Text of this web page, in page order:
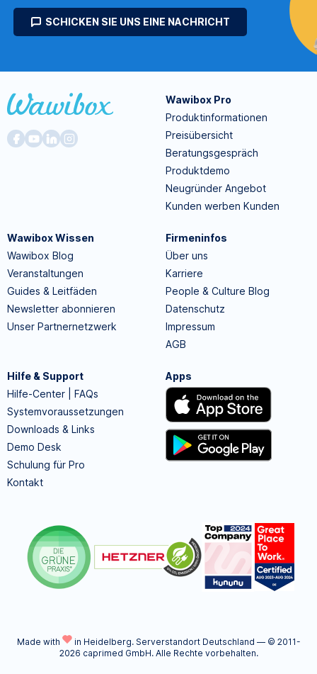
SCHICKEN SIE UNS EINE NACHRICHT
Wawibox Pro
Produktinformationen
Preisübersicht
Beratungsgespräch
Produktdemo
Neugründer Angebot
Kunden werben Kunden
Wawibox Wissen
Wawibox Blog
Veranstaltungen
Guides & Leitfäden
Newsletter abonnieren
Unser Partnernetzwerk
Firmeninfos
Über uns
Karriere
People & Culture Blog
Datenschutz
Impressum
AGB
Hilfe & Support
Hilfe-Center | FAQs
Systemvoraussetzungen
Downloads & Links
Demo Desk
Schulung für Pro
Kontakt
Apps
Made with in Heidelberg. Serverstandort Deutschland — © 2011-
2026 caprimed GmbH. Alle Rechte vorbehalten.